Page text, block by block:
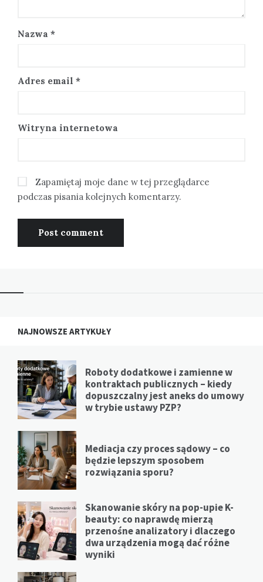
Nazwa *
Adres email *
Witryna internetowa
Zapamiętaj moje dane w tej przeglądarce
podczas pisania kolejnych komentarzy.
NAJNOWSZE ARTYKUŁY
Roboty dodatkowe i zamienne w
kontraktach publicznych – kiedy
dopuszczalny jest aneks do umowy
w trybie ustawy PZP?
Mediacja czy proces sądowy – co
będzie lepszym sposobem
rozwiązania sporu?
Skanowanie skóry na pop-upie K-
beauty: co naprawdę mierzą
przenośne analizatory i dlaczego
dwa urządzenia mogą dać różne
wyniki